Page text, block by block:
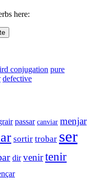
here:
conjugation pure
defective
passar canviar menjar
sortir trobar ser
dir venirtenir